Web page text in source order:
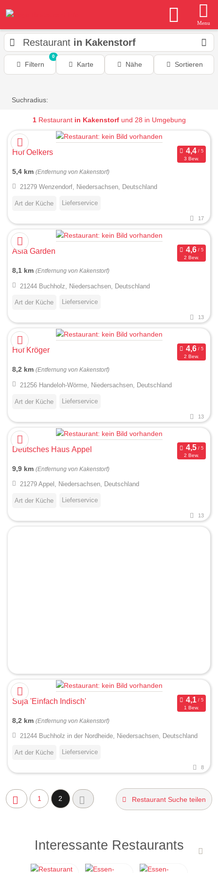
Menu
Restaurant in Kakenstorf
Filtern
0
Karte Nähe Sortieren
Suchradius:
1Restaurant in Kakenstorfund 28 in Umgebung
Hof Oelkers
3 Bew.
5,4 km (Entfernung von Kakenstorf)
21279 Wenzendorf, Niedersachsen, Deutschland
Art der Küche Lieferservice
17
Asia Garden
2 Bew.
8,1 km (Entfernung von Kakenstorf)
21244 Buchholz, Niedersachsen, Deutschland
Art der Küche Lieferservice
13
Hof Kröger
2 Bew.
8,2 km (Entfernung von Kakenstorf)
21256 Handeloh-Wörme, Niedersachsen, Deutschland
Art der Küche Lieferservice
13
Deutsches Haus Appel
2 Bew.
9,9 km (Entfernung von Kakenstorf)
21279 Appel, Niedersachsen, Deutschland
Art der Küche Lieferservice
13
Suja 'Einfach Indisch'
1 Bew.
8,2 km (Entfernung von Kakenstorf)
21244 Buchholz in der Nordheide, Niedersachsen, Deutschland
Art der Küche Lieferservice
8
1 2 Restaurant Suche teilen
Interessante Restaurants